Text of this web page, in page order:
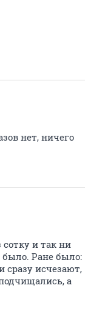
нет, ничего
сотку и так ни
было. Ране было:
сразу исчезают,
а